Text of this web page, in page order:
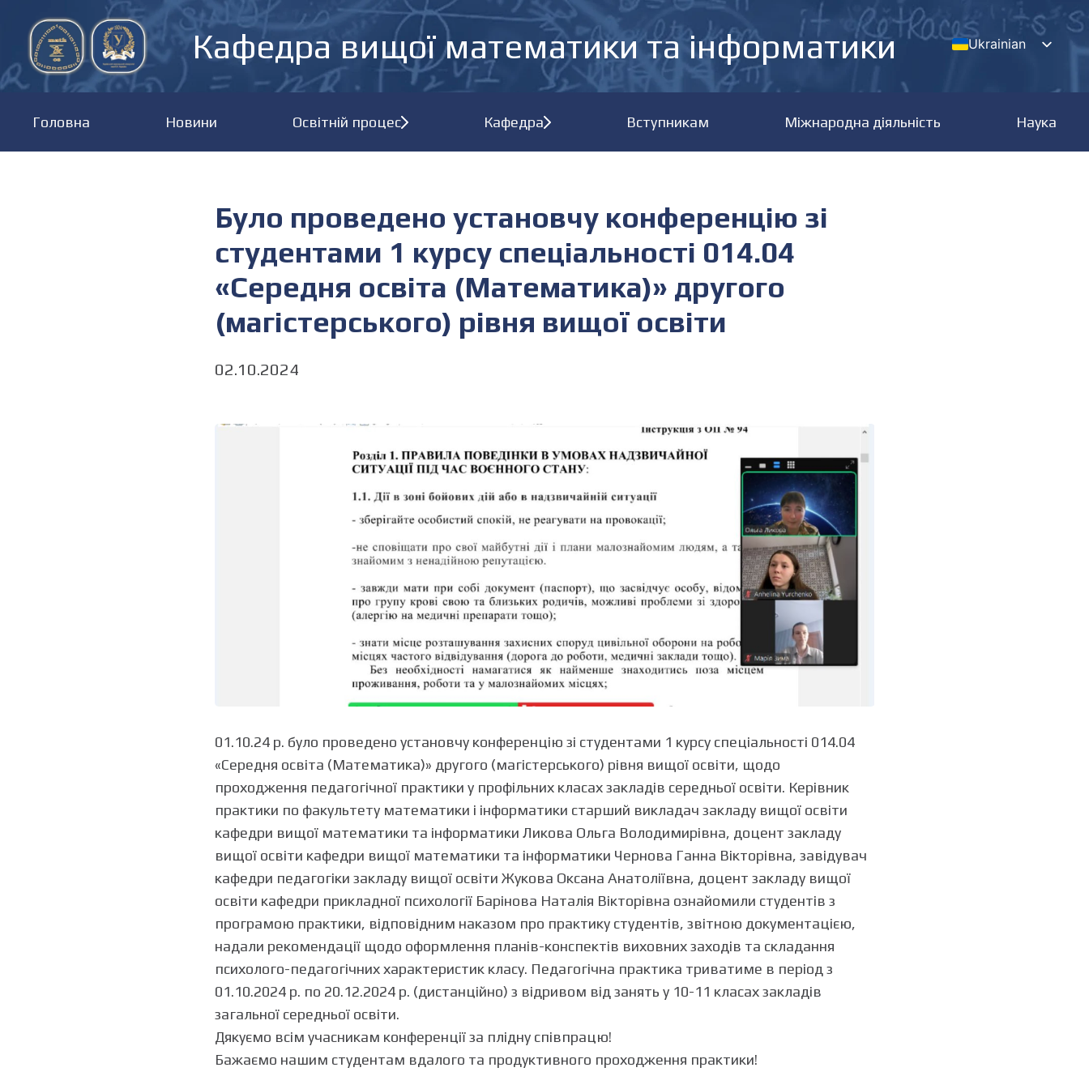
Кафедра вищої математики та інформатики
Ukrainian
Головна Новини Освітній процес Кафедра Вступникам Міжнародна діяльність Наука
Було проведено установчу конференцію зі
студентами 1 курсу спеціальності 014.04
«Середня освіта (Математика)» другого
(магістерського) рівня вищої освіти
02.10.2024
01.10.24 р. було проведено установчу конференцію зі студентами 1 курсу спеціальності 014.04
«Середня освіта (Математика)» другого (магістерського) рівня вищої освіти, щодо
проходження педагогічної практики у профільних класах закладів середньої освіти. Керівник
практики по факультету математики і інформатики старший викладач закладу вищої освіти
кафедри вищої математики та інформатики Ликова Ольга Володимирівна, доцент закладу
вищої освіти кафедри вищої математики та інформатики Чернова Ганна Вікторівна, завідувач
кафедри педагогіки закладу вищої освіти Жукова Оксана Анатоліївна, доцент закладу вищої
освіти кафедри прикладної психології Барінова Наталія Вікторівна ознайомили студентів з
програмою практики, відповідним наказом про практику студентів, звітною документацією,
надали рекомендації щодо оформлення планів-конспектів виховних заходів та складання
психолого-педагогічних характеристик класу. Педагогічна практика триватиме в період з
01.10.2024 р. по 20.12.2024 р. (дистанційно) з відривом від занять у 10-11 класах закладів
загальної середньої освіти.
Дякуємо всім учасникам конференції за плідну співпрацю!
Бажаємо нашим студентам вдалого та продуктивного проходження практики!